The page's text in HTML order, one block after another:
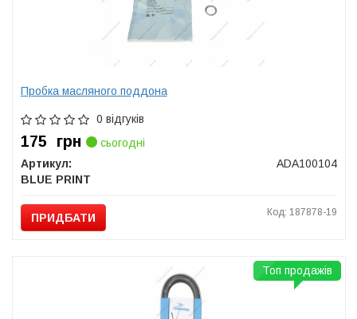
Пробка масляного поддона
0 відгуків
175 грн
сьогодні
Артикул:
ADA100104
BLUE PRINT
ПРИДБАТИ Код: 187878-19
Топ продажів